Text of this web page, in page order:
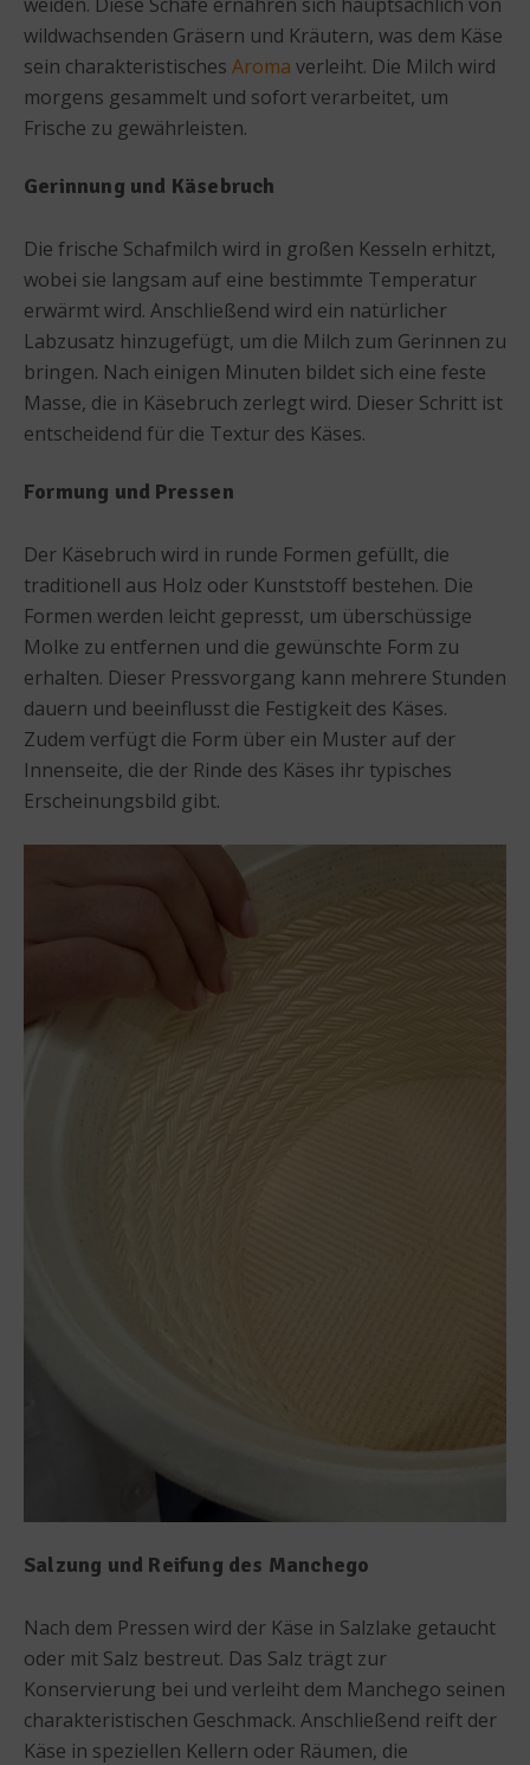
wildwachsenden Gräsern und Kräutern, was dem Käse
sein charakteristisches Aroma verleiht. Die Milch wird
morgens gesammelt und sofort verarbeitet, um
Frische zu gewährleisten.
Gerinnung und Käsebruch
Die frische Schafmilch wird in großen Kesseln erhitzt,
wobei sie langsam auf eine bestimmte Temperatur
erwärmt wird. Anschließend wird ein natürlicher
Labzusatz hinzugefügt, um die Milch zum Gerinnen zu
bringen. Nach einigen Minuten bildet sich eine feste
Masse, die in Käsebruch zerlegt wird. Dieser Schritt ist
entscheidend für die Textur des Käses.
Formung und Pressen
Der Käsebruch wird in runde Formen gefüllt, die
traditionell aus Holz oder Kunststoff bestehen. Die
Formen werden leicht gepresst, um überschüssige
Molke zu entfernen und die gewünschte Form zu
erhalten. Dieser Pressvorgang kann mehrere Stunden
dauern und beeinflusst die Festigkeit des Käses.
Zudem verfügt die Form über ein Muster auf der
Innenseite, die der Rinde des Käses ihr typisches
Erscheinungsbild gibt.
Salzung und Reifung des Manchego
Nach dem Pressen wird der Käse in Salzlake getaucht
oder mit Salz bestreut. Das Salz trägt zur
Konservierung bei und verleiht dem Manchego seinen
charakteristischen Geschmack. Anschließend reift der
Käse in speziellen Kellern oder Räumen, die